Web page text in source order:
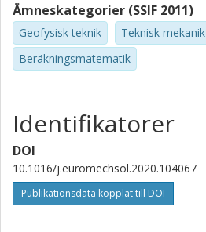
Ämneskategorier (SSIF 2011)
Geofysisk teknik
Teknisk mekanik
Beräkningsmatematik
Identifikatorer
DOI
10.1016/j.euromechsol.2020.104067
Publikationsdata kopplat till DOI